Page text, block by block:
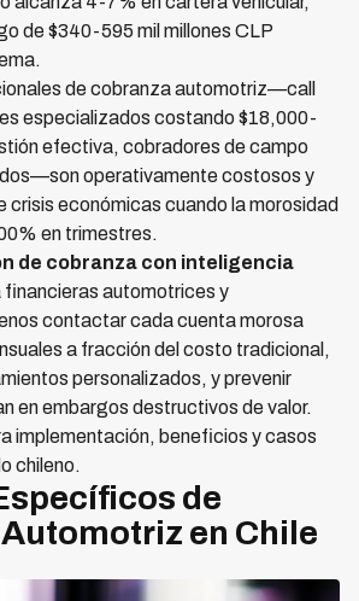
de $340-595 mil millones CLP
de cobranza automotriz—call
especializados costando $18,000-
efectiva, cobradores de campo
operativamente costosos y
crisis económicas cuando la morosidad
en trimestres.
de cobranza con inteligencia
financieras automotrices y
contactar cada cuenta morosa
a fracción del costo tradicional,
personalizados, y prevenir
en embargos destructivos de valor.
implementación, beneficios y casos
chileno.
de
en Chile